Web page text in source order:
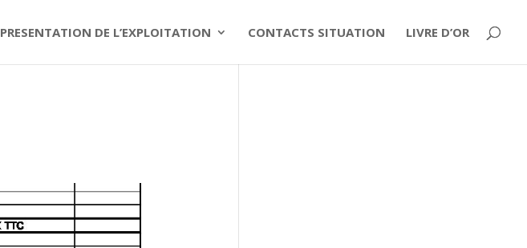
PRESENTATION DE L’EXPLOITATION CONTACTS SITUATION LIVRE D’OR